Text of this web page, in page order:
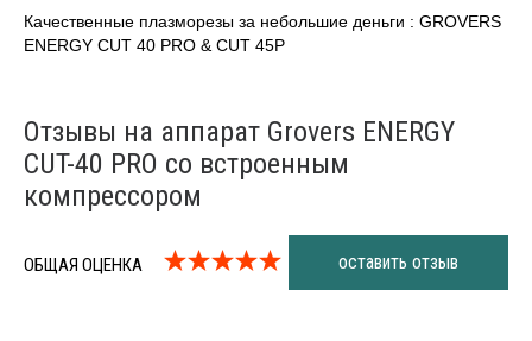
Качественные плазморезы за небольшие деньги : GROVERS
ENERGY CUT 40 PRO & CUT 45P
Отзывы на аппарат Grovers ENERGY
CUT-40 PRO со встроенным
компрессором
ОБЩАЯ ОЦЕНКА оставить отзыв